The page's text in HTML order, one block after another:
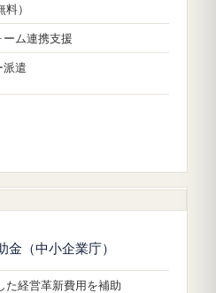
）
ム連携支援
派遣
（中小企業庁）
た経営革新費用を補助